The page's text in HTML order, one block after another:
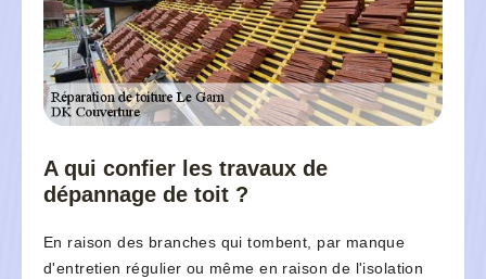
A qui confier les travaux de
dépannage de toit ?
En raison des branches qui tombent, par manque
d'entretien régulier ou même en raison de l'isolation